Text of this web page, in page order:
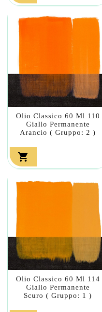
Olio Classico 60 Ml 110
Giallo Permanente
Arancio ( Gruppo: 2 )

Olio Classico 60 Ml 114
Giallo Permanente
Scuro ( Gruppo: 1 )